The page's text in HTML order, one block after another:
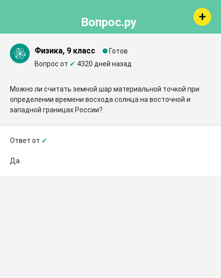
Вопрос.ру
Физика, 9 класс
Готов
Вопрос от ✔ 4320 дней назад
Можно ли считать земной шар материальной точкой при
определении времени восхода солнца на восточной и
западной границах России?
Ответ от ✔
Да